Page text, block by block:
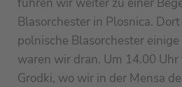
Blasorchester in Plosnica.
polnische Blasorchester
waren wir dran. Um 14.00
Grodki, wo wir in der Mensa